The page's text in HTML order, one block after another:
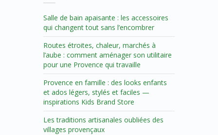
Salle de bain apaisante : les accessoires
qui changent tout sans l’encombrer
Routes étroites, chaleur, marchés à
l’aube : comment aménager son utilitaire
pour une Provence qui travaille
Provence en famille : des looks enfants
et ados légers, stylés et faciles —
inspirations Kids Brand Store
Les traditions artisanales oubliées des
villages provençaux